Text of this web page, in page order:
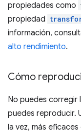
propiedades como
propiedad
información,
alto rendimiento.
Cómo
No puedes corregir
puedes reproducir.
la vez, más